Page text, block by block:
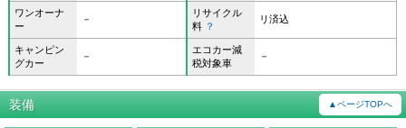
ワンオーナ
ー
－
リサイクル
料 ？
リ済込
キャンピン
グカー
－
エコカー減
税対象車
－
装備 ▲ページTOPへ